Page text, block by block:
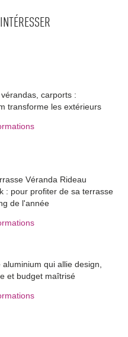
carports :
transforme les extérieurs
Véranda Rideau
: pour profiter de sa terrasse
de l'année
aluminium qui allie design,
et budget maîtrisé